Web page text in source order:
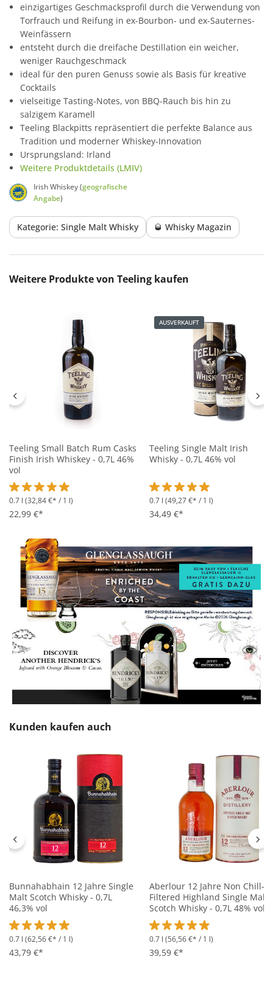
einzigartiges Geschmacksprofil durch die Verwendung von
Torfrauch und Reifung in ex-Bourbon- und ex-Sauternes-
Weinfässern
entsteht durch die dreifache Destillation ein weicher,
weniger Rauchgeschmack
ideal für den puren Genuss sowie als Basis für kreative
Cocktails
vielseitige Tasting-Notes, von BBQ-Rauch bis hin zu
salzigem Karamell
Teeling Blackpitts repräsentiert die perfekte Balance aus
Tradition und moderner Whiskey-Innovation
Ursprungsland: Irland
Weitere Produktdetails (LMIV)
Irish Whiskey (geografische
Angabe)
Kategorie: Single Malt Whisky 🥃 Whisky Magazin
Produktgalerie überspringen
Weitere Produkte von Teeling kaufen
Teeling Small Batch Rum Casks
Finish Irish Whiskey - 0,7L 46%
vol
Durchschnittliche Bewertung von 4.9 von 5 Sternen
0.7 l (32,84 €* / 1 l)
22,99 €*
AUSVERKAUFT
Teeling Single Malt Irish
Whisky - 0,7L 46% vol
Durchschnittliche
0.7 l (49,27 €* / 1 l)
34,49 €*
Produktgalerie überspringen
Kunden kaufen auch
Bunnahabhain 12 Jahre Single
Malt Scotch Whisky - 0,7L
46,3% vol
Durchschnittliche Bewertung von 5 von 5 Sternen
0.7 l (62,56 €* / 1 l)
43,79 €*
Aberlour 12 Jahre Non Chill-
Filtered Highland Single Malt
Scotch Whisky - 0,7L 48% vol
Durchschnittliche
0.7 l (56,56 €* / 1 l)
39,59 €*